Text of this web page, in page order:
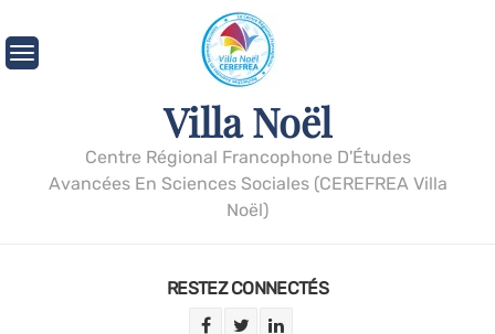
Villa Noël
Centre Régional Francophone D'Études
Avancées En Sciences Sociales (CEREFREA Villa
Noël)
RESTEZ CONNECTÉS